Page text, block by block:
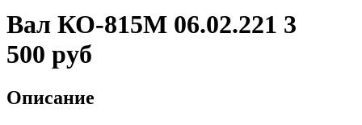
Вал КО-815М 06.02.221 3
500 руб
Описание